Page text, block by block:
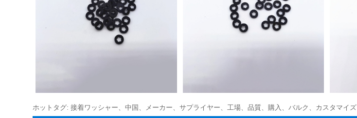
ホットタグ: 接着ワッシャー、中国、メーカー、サプライヤー、工場、品質、購入、バルク、カスタマイズ